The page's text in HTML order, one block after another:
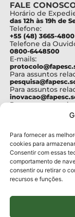
Para fornecer as
cookies para
Consentir com essas
comportamento de
consentir ou retirar o
recursos e funções.
FALE
Horário de
das 12h às 19h de
Telefone:
+55 (48) 3665-4800
Telefone da
0800-6448500
E-mails:
Para assuntos
Para assuntos
Para assuntos
Para assuntos
Para assuntos
Encarregado de
Jair Artur da Silva
ENDEREÇO
ParqTec Alfa –
Bairro
João Paulo,
CEP